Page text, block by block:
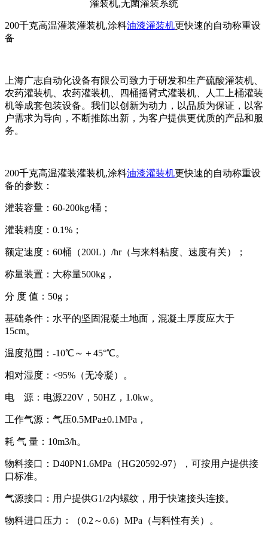
200千克高温灌装灌装机,涂料油漆灌装机更快速的自动称重设
备
上海广志自动化设备有限公司致力于研发和生产硫酸灌装机、
农药灌装机、农药灌装机、四桶摇臂式灌装机、人工上桶灌装
机等成套包装设备。我们以创新为动力，以品质为保证，以客
户需求为导向，不断推陈出新，为客户提供更优质的产品和服
务。
200千克高温灌装灌装机,涂料油漆灌装机更快速的自动称重设
备的参数：
灌装容量：60-200kg/桶；
灌装精度：0.1%；
额定速度：60桶（200L）/hr（与来料粘度、速度有关）；
称量装置：大称量500kg，
分 度 值：50g；
基础条件：水平的坚固混凝土地面，混凝土厚度应大于
15cm。
温度范围：-10℃～＋45°℃。
相对湿度：<95%（无冷凝）。
电 源：电源220V，50HZ，1.0kw。
工作气源：气压0.5MPa±0.1MPa，
耗 气 量：10m3/h。
物料接口：D40PN1.6MPa（HG20592-97），可按用户提供接
口标准。
气源接口：用户提供G1/2内螺纹，用于快速接头连接。
物料进口压力：（0.2～0.6）MPa（与料性有关）。